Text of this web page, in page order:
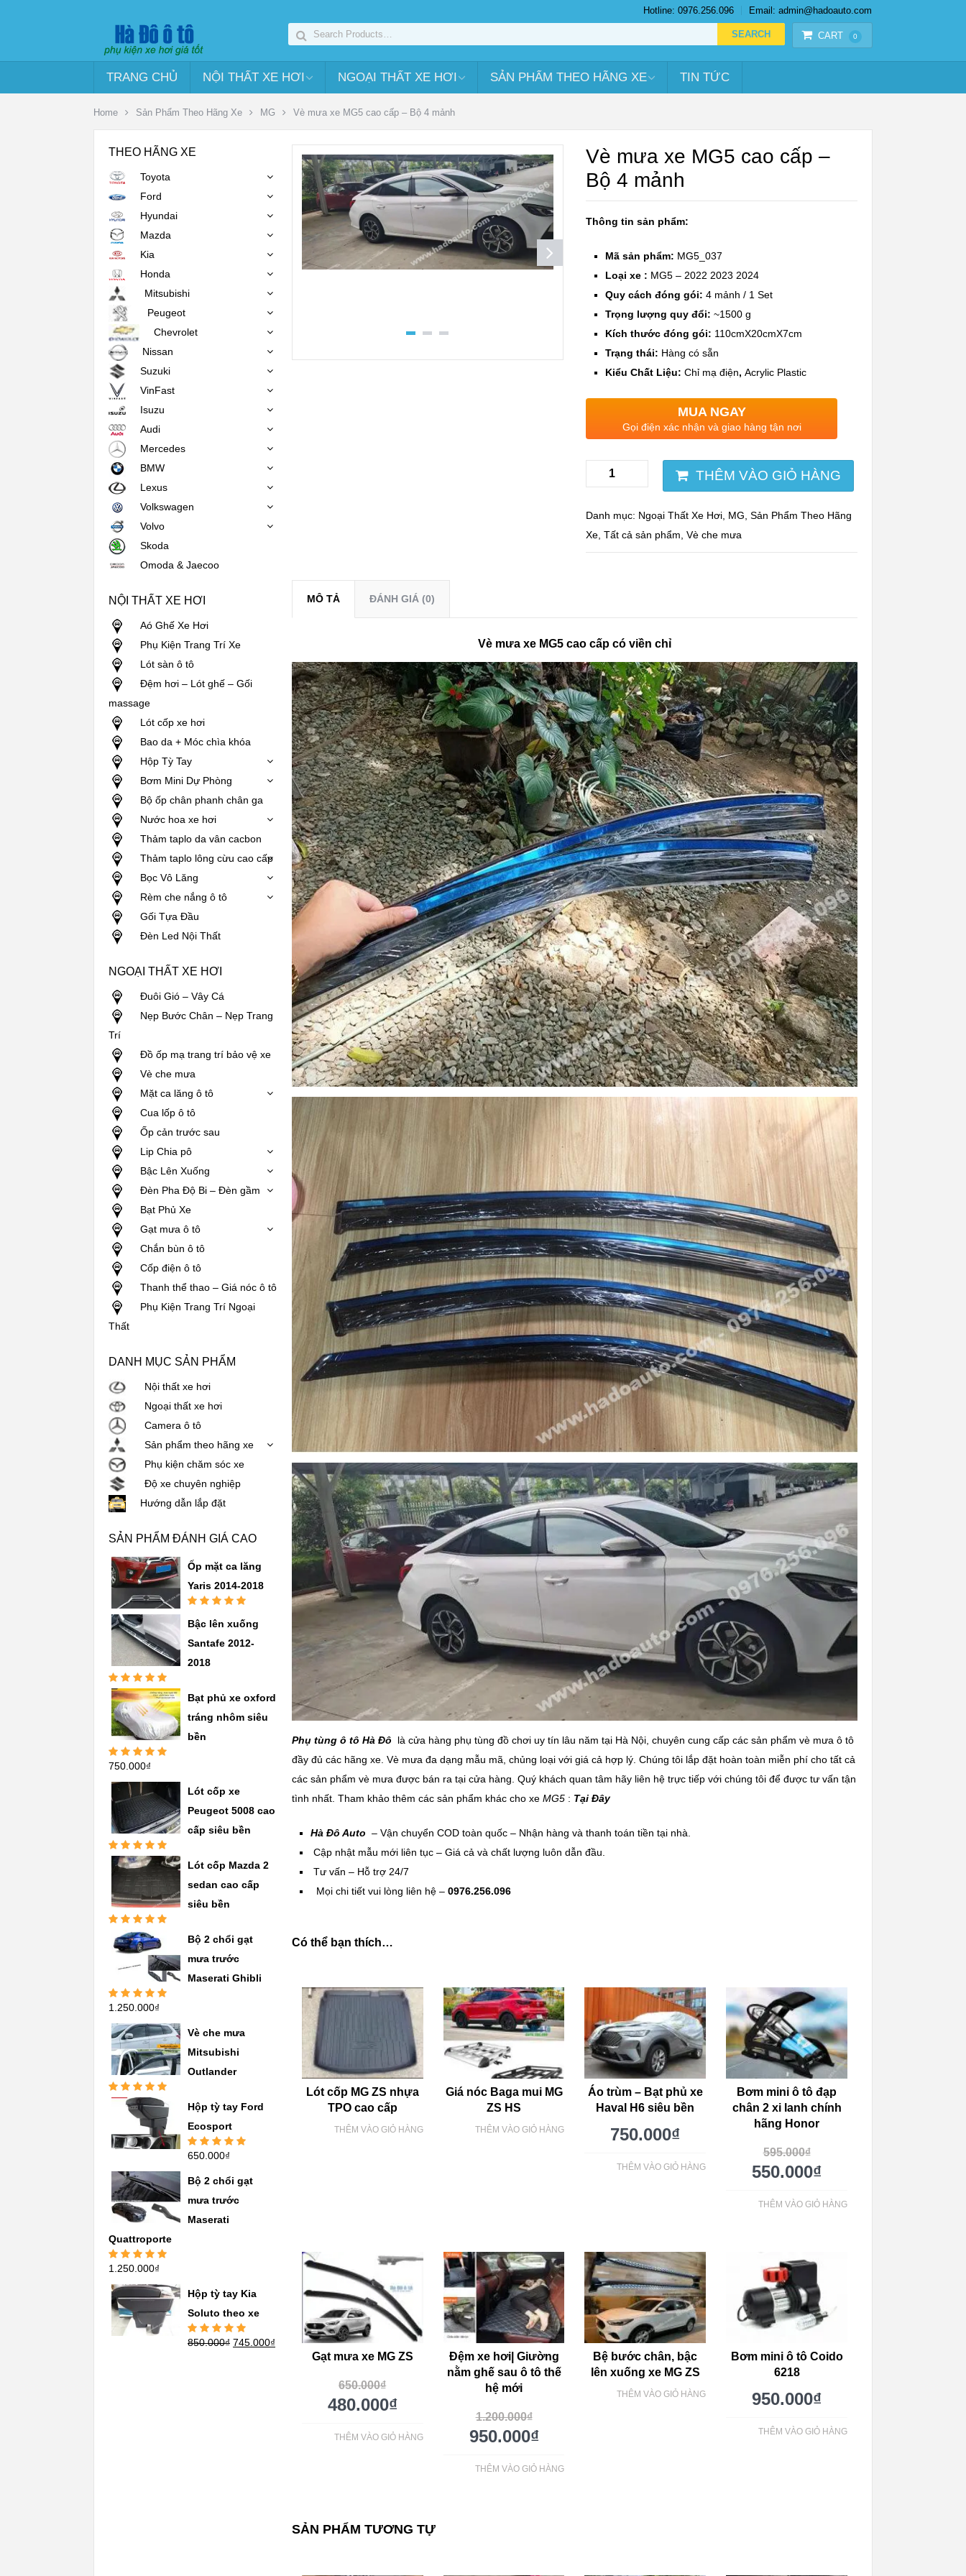
Hotline: 0976.256.096 Email: admin@hadoauto.com
CART 0
TRANG CHỦ NỘI THẤT XE HƠI NGOẠI THẤT XE HƠI SẢN PHẨM THEO HÃNG XE TIN TỨC
Home Sản Phẩm Theo Hãng Xe MG Vè mưa xe MG5 cao cấp – Bộ 4 mảnh
Vè mưa xe MG5 cao cấp –
Bộ 4 mảnh
Thông tin sản phẩm:
Mã sản phẩm: MG5_037
Loại xe : MG5 – 2022 2023 2024
Quy cách đóng gói: 4 mảnh / 1 Set
Trọng lượng quy đổi: ~1500 g
Kích thước đóng gói: 110cmX20cmX7cm
Trạng thái: Hàng có sẵn
Kiểu Chất Liệu: Chỉ mạ điện, Acrylic Plastic
MUA NGAY
Gọi điện xác nhận và giao hàng tận nơi
THÊM VÀO GIỎ HÀNG
Danh mục: Ngoại Thất Xe Hơi MG ,Sản Phẩm Theo Hãng
Xe ,Tất cả sản phẩm ,Vè che mưa
MÔ TẢ ĐÁNH GIÁ (0)
Vè mưa xe MG5 cao cấp có viền chỉ
Phụ tùng ô tô Hà Đô
là cửa hàng phụ tùng đồ chơi uy tín lâu năm tại Hà Nội, chuyên cung cấp các sản phẩm vè mưa ô tô
đầy đủ các hãng xe. Vè mưa đa dạng mẫu mã, chủng loại với giá cả hợp lý. Chúng tôi lắp đặt hoàn toàn miễn phí cho tất cả
các sản phẩm vè mưa được bán ra tại cửa hàng. Quý khách quan tâm hãy liên hệ trực tiếp với chúng tôi để được tư vấn tận
tình nhất. Tham khảo thêm các sản phẩm khác cho xe MG5 : Tại Đây
Hà Đô Auto – Vận chuyển COD toàn quốc – Nhận hàng và thanh toán tiền tại nhà.
Cập nhật mẫu mới liên tục – Giá cả và chất lượng luôn dẫn đầu.
Tư vấn – Hỗ trợ 24/7
Mọi chi tiết vui lòng liên hệ –0976.256.096
Có thể bạn thích…
Lót cốp MG ZS nhựa
TPO cao cấp
THÊM VÀO GIỎ HÀNG
Giá nóc Baga mui MG
ZS HS
THÊM VÀO GIỎ HÀNG
Áo trùm – Bạt phủ xe
Haval H6 siêu bền
750.000₫
THÊM VÀO GIỎ HÀNG
Bơm mini ô tô đạp
chân 2 xi lanh chính
hãng Honor
595.000₫
550.000₫
THÊM VÀO GIỎ HÀNG
Gạt mưa xe MG ZS
650.000₫
480.000₫
THÊM VÀO GIỎ HÀNG
Đệm xe hơi| Giường
nằm ghế sau ô tô thế
hệ mới
1.200.000₫
950.000₫
THÊM VÀO GIỎ HÀNG
Bệ bước chân, bậc
lên xuống xe MG ZS
THÊM VÀO GIỎ HÀNG
Bơm mini ô tô Coido
6218
950.000₫
THÊM VÀO GIỎ HÀNG
SẢN PHẨM TƯƠNG TỰ
THEO HÃNG XE
Toyota
Ford
Hyundai
Mazda
Kia
Honda
Mitsubishi
Peugeot
Chevrolet
Nissan
Suzuki
VinFast
Isuzu
Audi
Mercedes
BMW
Lexus
Volkswagen
Volvo
Skoda
Omoda & Jaecoo
NỘI THẤT XE HƠI
Aó Ghế Xe Hơi
Phụ Kiện Trang Trí Xe
Lót sàn ô tô
Đệm hơi – Lót ghế – Gối
massage
Lót cốp xe hơi
Bao da + Móc chìa khóa
Hộp Tỳ Tay
Bơm Mini Dự Phòng
Bộ ốp chân phanh chân ga
Nước hoa xe hơi
Thảm taplo da vân cacbon
Thảm taplo lông cừu cao cấp
Bọc Vô Lăng
Rèm che nắng ô tô
Gối Tựa Đầu
Đèn Led Nội Thất
NGOẠI THẤT XE HƠI
Đuôi Gió – Vây Cá
Nẹp Bước Chân – Nẹp Trang
Trí
Đồ ốp mạ trang trí bảo vệ xe
Vè che mưa
Mặt ca lăng ô tô
Cua lốp ô tô
Ốp cản trước sau
Lip Chia pô
Bậc Lên Xuống
Đèn Pha Độ Bi – Đèn gầm
Bạt Phủ Xe
Gạt mưa ô tô
Chắn bùn ô tô
Cốp điện ô tô
Thanh thể thao – Giá nóc ô tô
Phụ Kiện Trang Trí Ngoại
Thất
DANH MỤC SẢN PHẨM
Nội thất xe hơi
Ngoại thất xe hơi
Camera ô tô
Sản phẩm theo hãng xe
Phụ kiện chăm sóc xe
Độ xe chuyên nghiệp
Hướng dẫn lắp đặt
SẢN PHẨM ĐÁNH GIÁ CAO
Ốp mặt ca lăng
Yaris 2014-2018
hạng5.005
Bậc lên xuống
Santafe 2012-
2018
Được xếp
hạng5.005
sao
Bạt phủ xe oxford
tráng nhôm siêu
bền
Được xếp
sao
750.000₫
Lót cốp xe
Peugeot 5008 cao
cấp siêu bền
Được xếp
hạng5.00 5
Lót cốp Mazda 2
sedan cao cấp
siêu bền
Được xếp
hạng5.005
sao
Bộ 2 chổi gạt
mưa trước
Maserati Ghibli
Được xếp
sao
1.250.000₫
Vè che mưa
Mitsubishi
Outlander
Được xếp
hạng5.00
Hộp tỳ tay Ford
Ecosport
Được xếp
sao
650.000₫
Bộ 2 chổi gạt
mưa trước
Maserati
Quattroporte
Được xếp
sao
1.250.000₫
Hộp tỳ tay Kia
Soluto theo xe
Được xếp
850.000₫ 745.000₫